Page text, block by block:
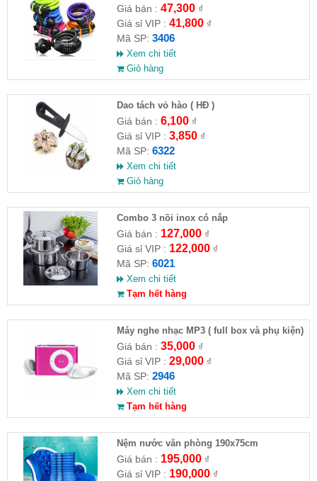
Giá bán : 47,300₫
Giá sỉ VIP : 41,800₫
Mã SP: 3406
Xem chi tiết
Giỏ hàng
Dao tách vỏ hào ( HĐ )
Giá bán : 6,100₫
Giá sỉ VIP : 3,850₫
Mã SP: 6322
Xem chi tiết
Giỏ hàng
Combo 3 nồi inox có nắp
Giá bán : 127,000₫
Giá sỉ VIP : 122,000₫
Mã SP: 6021
Xem chi tiết
Tạm hết hàng
Máy nghe nhạc MP3 ( full box và phụ kiện)
Giá bán : 35,000₫
Giá sỉ VIP : 29,000₫
Mã SP: 2946
Xem chi tiết
Tạm hết hàng
Nệm nước văn phòng 190x75cm
Giá bán : 195,000₫
Giá sỉ VIP : 190,000₫